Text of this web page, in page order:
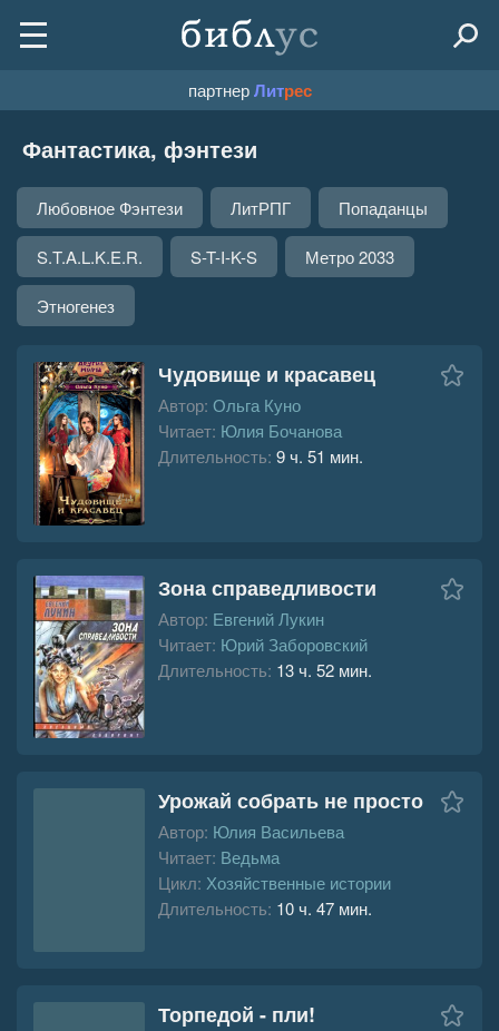
партнерЛитрес
Фантастика, фэнтези
Любовное Фэнтези ЛитРПГ Попаданцы
S.T.A.L.K.E.R. S-T-I-K-S Метро 2033
Этногенез
Чудовище и красавец
Автор: Ольга Куно
Читает: Юлия Бочанова
Длительность: 9 ч. 51 мин.
Зона справедливости
Автор: Евгений Лукин
Читает: Юрий Заборовский
Длительность: 13 ч. 52 мин.
Урожай собрать не просто
Автор: Юлия Васильева
Читает: Ведьма
Цикл: Хозяйственные истории
Длительность: 10 ч. 47 мин.
Торпедой - пли!